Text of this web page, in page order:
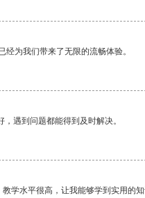
经为我们带来了无限的流畅体验。
遇到问题都能得到及时解决。
学水平很高，让我能够学到实用的知